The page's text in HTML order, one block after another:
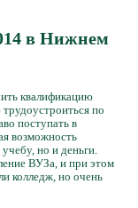
в Нижнем
квалификацию
по
поступать в
возможность
но и деньги.
ВУЗа, и при этом
колледж, но очень